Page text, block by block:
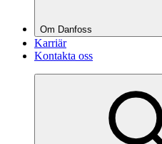
Om Danfoss
Karriär
Kontakta oss